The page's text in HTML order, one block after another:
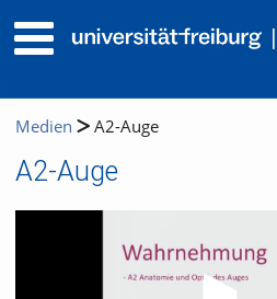
Medien A2-Auge
A2-Auge